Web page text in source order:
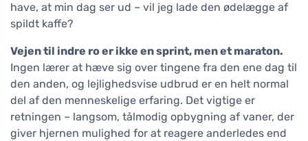
have, at min dag ser ud – vil jeg lade den ødelægge af
spildt kaffe?
Vejen til indre ro er ikke en sprint, men et maraton.
Ingen lærer at hæve sig over tingene fra den ene dag til
den anden, og lejlighedsvise udbrud er en helt normal
del af den menneskelige erfaring. Det vigtige er
retningen – langsom, tålmodig opbygning af vaner, der
giver hjernen mulighed for at reagere anderledes end